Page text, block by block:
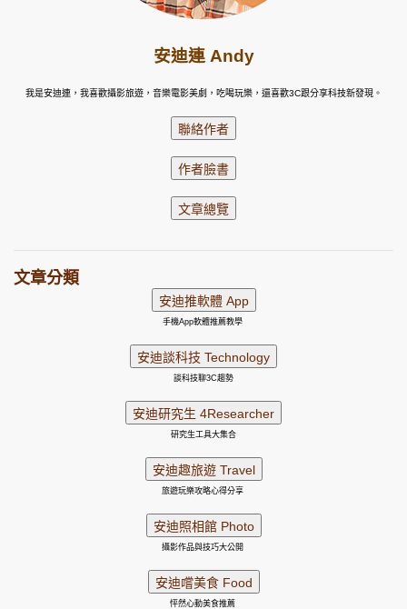
安迪連 Andy
我是安迪連，我喜歡攝影旅遊，音樂電影美劇，吃喝玩樂，還喜歡3C跟分享科技新發現。
文章分類
手機App軟體推薦教學
談科技聊3C趨勢
研究生工具大集合
旅遊玩樂攻略心得分享
攝影作品與技巧大公開
怦然心動美食推薦